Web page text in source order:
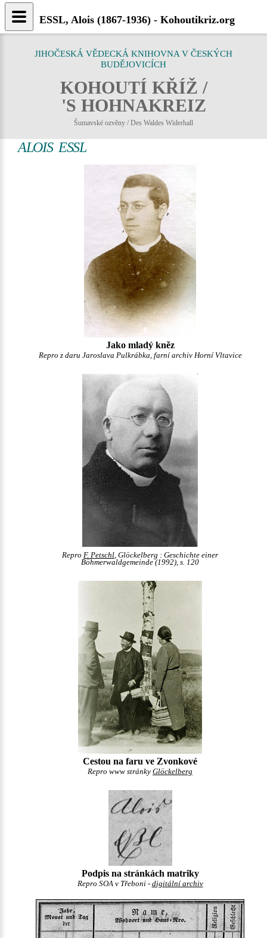
JIHOČESKÁ VĚDECKÁ KNIHOVNA V ČESKÝCH
BUDĚJOVICÍCH
KOHOUTÍ KŘÍŽ /
'S HOHNAKREIZ
Šumavské ozvěny / Des Waldes Widerhall
ALOIS ESSL
Jako mladý kněz
Repro z daru Jaroslava Pulkrábka, farní archiv Horní Vltavice
Repro F. Petschl, Glöckelberg : Geschichte einer
Böhmerwaldgemeinde (1992), s. 120
Cestou na faru ve Zvonkové
Repro www stránky Glöckelberg
Podpis na stránkách matriky
Repro SOA v Třeboni - digitální archiv
ESSL, Alois (1867-1936) - Kohoutikriz.org